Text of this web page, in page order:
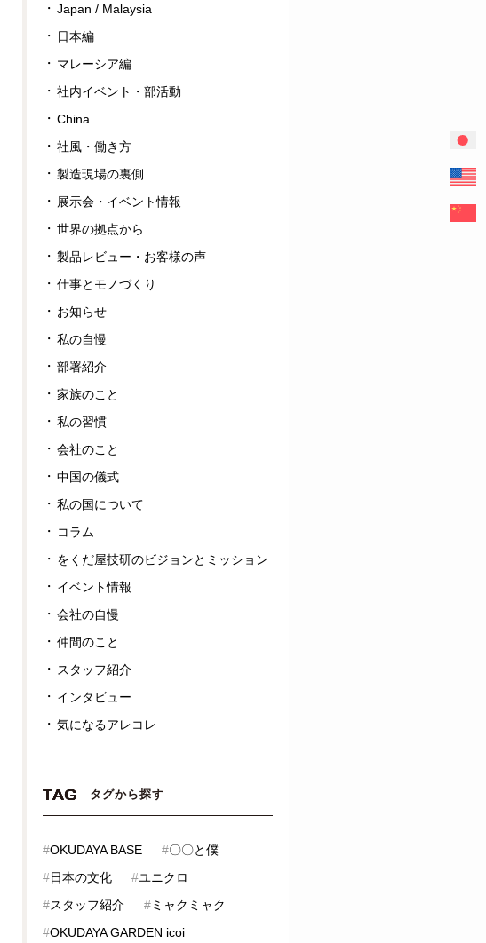
Japan / Malaysia
日本編
マレーシア編
社内イベント・部活動
China
社風・働き方
製造現場の裏側
展示会・イベント情報
世界の拠点から
製品レビュー・お客様の声
仕事とモノづくり
お知らせ
私の自慢
部署紹介
家族のこと
私の習慣
会社のこと
中国の儀式
私の国について
コラム
をくだ屋技研のビジョンとミッション
イベント情報
会社の自慢
仲間のこと
スタッフ紹介
インタビュー
気になるアレコレ
TAG タグから探す
#OKUDAYA BASE #〇〇と僕
#日本の文化 #ユニクロ
#スタッフ紹介 #ミャクミャク
#OKUDAYA GARDEN icoi